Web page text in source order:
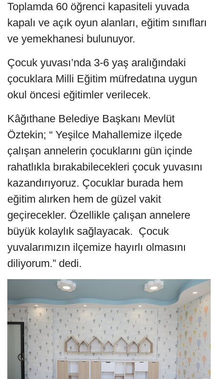
Toplamda 60 öğrenci kapasiteli yuvada
kapalı ve açık oyun alanları, eğitim sınıfları
ve yemekhanesi bulunuyor.
Çocuk yuvası’nda 3-6 yaş aralığındaki
çocuklara Milli Eğitim müfredatına uygun
okul öncesi eğitimler verilecek.
Kâğıthane Belediye Başkanı Mevlüt
Öztekin; “ Yeşilce Mahallemize ilçede
çalışan annelerin çocuklarını gün içinde
rahatlıkla bırakabilecekleri çocuk yuvasını
kazandırıyoruz. Çocuklar burada hem
eğitim alırken hem de güzel vakit
geçirecekler. Özellikle çalışan annelere
büyük kolaylık sağlayacak. Çocuk
yuvalarımızın ilçemize hayırlı olmasını
diliyorum.” dedi.